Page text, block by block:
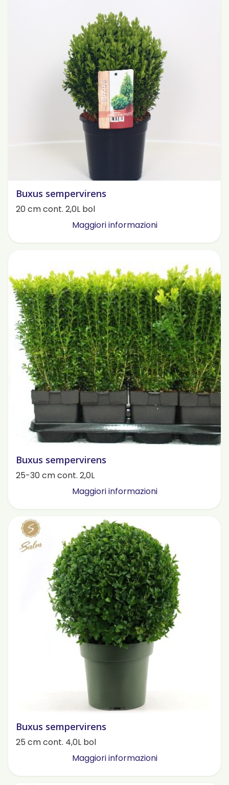
Buxus sempervirens
20 cm cont. 2,0L bol
Maggiori informazioni
Buxus sempervirens
25-30 cm cont. 2,0L
Maggiori informazioni
Buxus sempervirens
25 cm cont. 4,0L bol
Maggiori informazioni